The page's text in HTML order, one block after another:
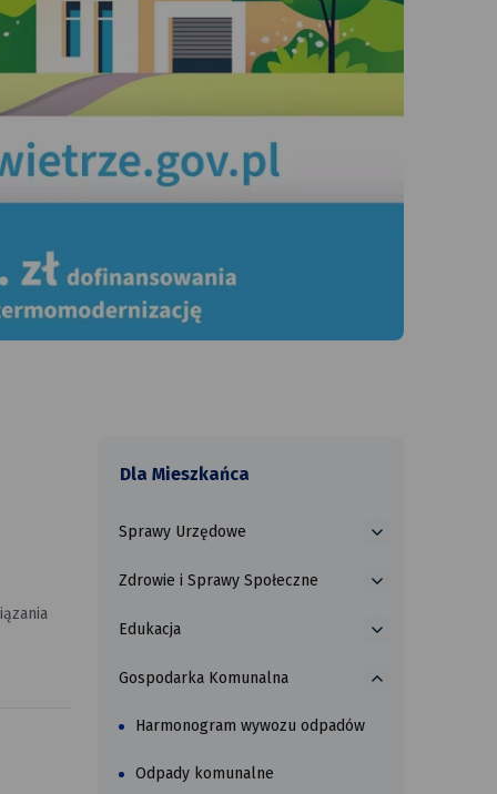
Dla Mieszkańca
Sprawy Urzędowe
więcej
Sprawy
Zdrowie i Sprawy Społeczne
więcej
Zdrowie
Społeczne
Edukacja
więcej
Edukacja
Gospodarka Komunalna
Harmonogram wywozu odpadów
Odpady komunalne
Gospodarka